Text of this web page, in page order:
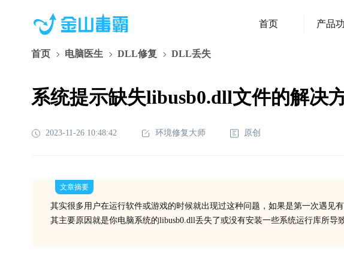
首页 产品
首页 电脑医生 DLL修复 DLL丢失
系统提示缺失libusb0.dll文件的解决
2023-11-26 10:48:42 环境修复大师 原创
文章摘要
其实很多用户在运行软件或游戏的时候就出现过这种问题，如果是第一次遇见
其主要原因就是你电脑系统的libusb0.dll丢失了或没有安装一些系统运行库所导致